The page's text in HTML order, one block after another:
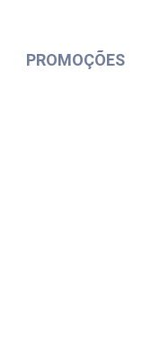
PROMOÇÕES